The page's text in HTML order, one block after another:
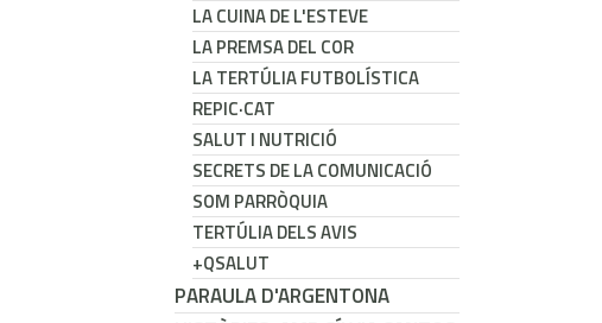
LA CUINA DE L'ESTEVE
LA PREMSA DEL COR
LA TERTÚLIA FUTBOLÍSTICA
REPIC·CAT
SALUT I NUTRICIÓ
SECRETS DE LA COMUNICACIÓ
SOM PARRÒQUIA
TERTÚLIA DELS AVIS
+QSALUT
PARAULA D'ARGENTONA